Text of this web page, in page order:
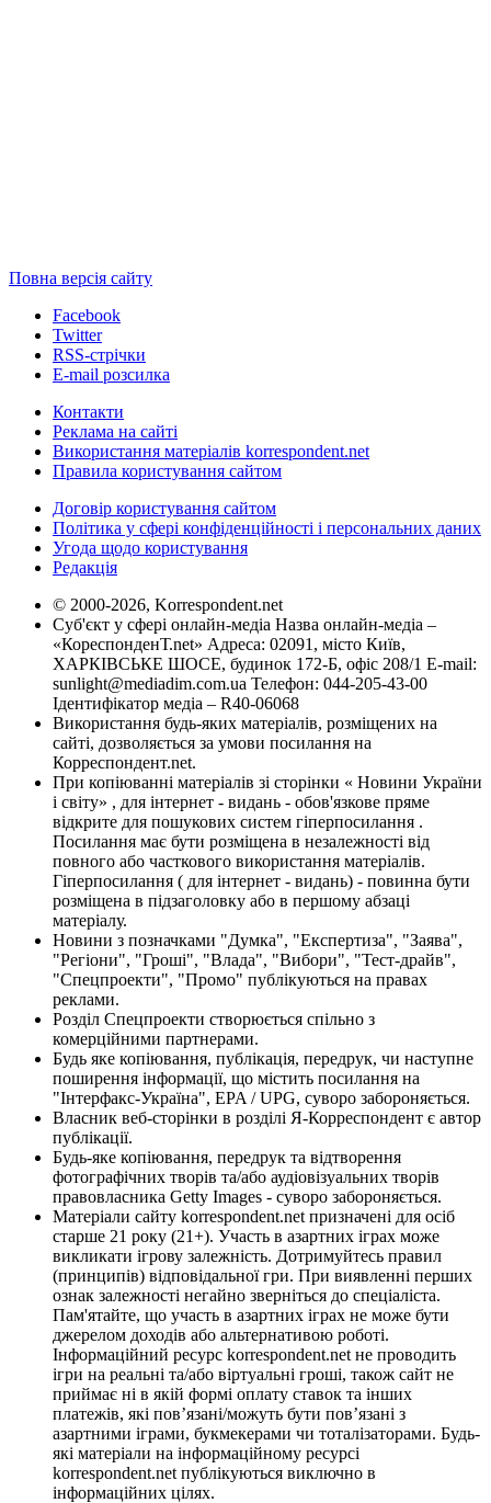
Повна версія сайту
Facebook
Twitter
RSS-стрічки
E-mail розсилка
Контакти
Реклама на сайті
Використання матеріалів korrespondent.net
Правила користування сайтом
Договір користування сайтом
Політика у сфері конфіденційності і персональних даних
Угода щодо користування
Редакція
© 2000-2026, Korrespondent.net
Суб'єкт у сфері онлайн-медіа Назва онлайн-медіа –
«КореспонденТ.net» Адреса: 02091, місто Київ,
ХАРКІВСЬКЕ ШОСЕ, будинок 172-Б, офіс 208/1 E-mail:
sunlight@mediadim.com.ua Телефон: 044-205-43-00
Ідентифікатор медіа – R40-06068
Використання будь-яких матеріалів, розміщених на
сайті, дозволяється за умови посилання на
Корреспондент.net.
При копіюванні матеріалів зі сторінки « Новини України
і світу» , для інтернет - видань - обов'язкове пряме
відкрите для пошукових систем гіперпосилання .
Посилання має бути розміщена в незалежності від
повного або часткового використання матеріалів.
Гіперпосилання ( для інтернет - видань) - повинна бути
розміщена в підзаголовку або в першому абзаці
матеріалу.
Новини з позначками "Думка", "Експертиза", "Заява",
"Регіони", "Гроші", "Влада", "Вибори", "Тест-драйв",
"Спецпроекти", "Промо" публікуються на правах
реклами.
Розділ Спецпроекти створюється спільно з
комерційними партнерами.
Будь яке копіювання, публікація, передрук, чи наступне
поширення інформації, що містить посилання на
"Інтерфакс-Україна", EPA / UPG, суворо забороняється.
Власник веб-сторінки в розділі Я-Корреспондент є автор
публікації.
Будь-яке копіювання, передрук та відтворення
фотографічних творів та/або аудіовізуальних творів
правовласника Getty Images - суворо забороняється.
Матеріали сайту korrespondent.net призначені для осіб
старше 21 року (21+). Участь в азартних іграх може
викликати ігрову залежність. Дотримуйтесь правил
(принципів) відповідальної гри. При виявленні перших
ознак залежності негайно зверніться до спеціаліста.
Пам'ятайте, що участь в азартних іграх не може бути
джерелом доходів або альтернативою роботі.
Інформаційний ресурс korrespondent.net не проводить
ігри на реальні та/або віртуальні гроші, також сайт не
приймає ні в якій формі оплату ставок та інших
платежів, які пов’язані/можуть бути пов’язані з
азартними іграми, букмекерами чи тоталізаторами. Будь-
які матеріали на інформаційному ресурсі
korrespondent.net публікуються виключно в
інформаційних цілях.